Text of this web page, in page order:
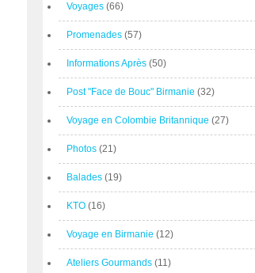
Voyages (66)
Promenades (57)
Informations Après (50)
Post "Face de Bouc" Birmanie (32)
Voyage en Colombie Britannique (27)
Photos (21)
Balades (19)
KTO (16)
Voyage en Birmanie (12)
Ateliers Gourmands (11)